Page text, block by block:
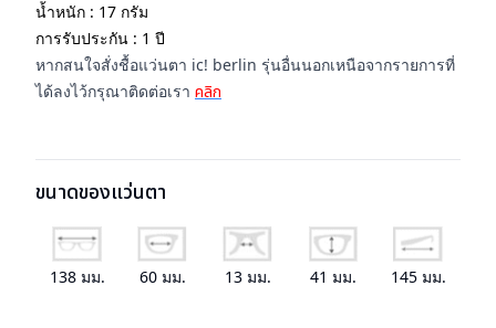
น้ำหนัก : 17 กรัม
การรับประกัน : 1 ปี
หากสนใจสั่งชื้อแว่นตา ic! berlin รุ่นอื่นนอกเหนือจากรายการที่
ได้ลงไว้กรุณาติดต่อเรา คลิก
ขนาดของแว่นตา
138 มม. 60 มม. 13มม. 41 มม. 145มม.